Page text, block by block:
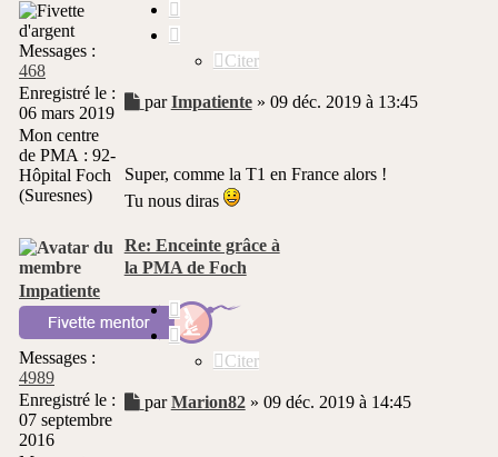
Citer
Message
parImpatiente» 09 déc. 2019 à 13:45
Super, comme la T1 en France alors !
Tu nous diras
Messages :
468
Enregistré le :
06 mars 2019
Mon centre
de PMA : 92-
Hôpital Foch
(Suresnes)
Re: Enceinte grâce à
la PMA de Foch
Citer
Citer
Message
parMarion82» 09 déc. 2019 à 14:45
Impatiente
Messages :
4989
Enregistré le :
07 septembre
2016